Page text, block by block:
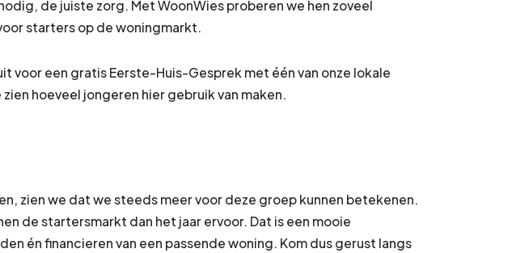
de juiste zorg. Met WoonWies proberen we hen zoveel
starters op de woningmarkt.
voor een gratis Eerste-Huis-Gesprek met één van onze lokale
hoeveel jongeren hier gebruik van maken.
zien we dat we steeds meer voor deze groep kunnen betekenen.
de startersmarkt dan het jaar ervoor. Dat is een mooie
én financieren van een passende woning. Kom dus gerust langs